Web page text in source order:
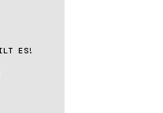
ES!